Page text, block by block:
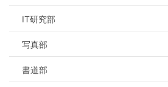
IT研究部
写真部
書道部